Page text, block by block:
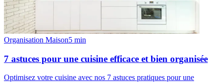
Organisation Maison5 min
7 astuces pour une cuisine efficace et bien organisée
Optimisez votre cuisine avec nos 7 astuces pratiques pour une